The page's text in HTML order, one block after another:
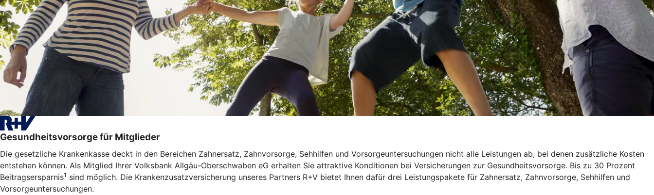
Gesundheitsvorsorge für Mitglieder
Die gesetzliche Krankenkasse deckt in den Bereichen Zahnersatz, Zahnvorsorge, Sehhilfen und Vorsorgeuntersuchungen nicht alle Leistungen ab, bei denen zusätzliche Kosten
entstehen können. Als Mitglied Ihrer Volksbank Allgäu-Oberschwaben eG erhalten Sie attraktive Konditionen bei Versicherungen zur Gesundheitsvorsorge. Bis zu 30 Prozent
Beitragsersparnis1 sind möglich. Die Krankenzusatzversicherung unseres Partners R+V bietet Ihnen dafür drei Leistungspakete für Zahnersatz, Zahnvorsorge, Sehhilfen und
Vorsorgeuntersuchungen.